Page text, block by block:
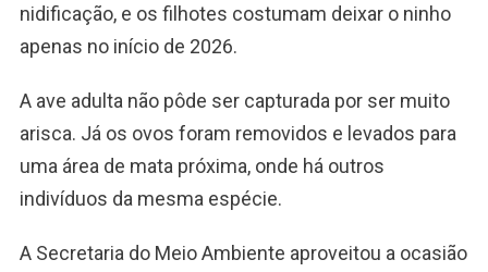
nidificação, e os filhotes costumam deixar o ninho
apenas no início de 2026.
A ave adulta não pôde ser capturada por ser muito
arisca. Já os ovos foram removidos e levados para
uma área de mata próxima, onde há outros
indivíduos da mesma espécie.
A Secretaria do Meio Ambiente aproveitou a ocasião